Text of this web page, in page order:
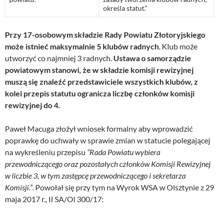
określa statut.”
Przy 17-osobowym składzie Rady Powiatu Złotoryjskiego
może istnieć maksymalnie 5 klubów radnych. Klub może
utworzyć co najmniej 3 radnych. Ustawa o samorządzie
powiatowym stanowi, że w składzie komisji rewizyjnej
muszą się znaleźć przedstawiciele wszystkich klubów, z
kolei przepis statutu ogranicza liczbę członków komisji
rewizyjnej do 4.
Paweł Macuga złożył wniosek formalny aby wprowadzić
poprawkę do uchwały w sprawie zmian w statucie polegającej
na wykreśleniu przepisu “Rada Powiatu wybiera
przewodniczącego oraz pozostałych członków Komisji Rewizyjnej
w liczbie 3, w tym zastępcę przewodniczącego i sekretarza
Komisji.”. Powołał się przy tym na Wyrok WSA w Olsztynie z 29
maja 2017 r., II SA/Ol 300/17: